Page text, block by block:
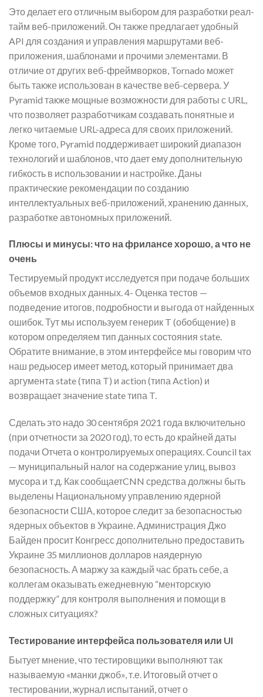
Это делает его отличным выбором для разработки реал-
тайм веб-приложений. Он также предлагает удобный
API для создания и управления маршрутами веб-
приложения, шаблонами и прочими элементами. В
отличие от других веб-фреймворков, Tornado может
быть также использован в качестве веб-сервера. У
Pyramid также мощные возможности для работы с URL,
что позволяет разработчикам создавать понятные и
легко читаемые URL-адреса для своих приложений.
Кроме того, Pyramid поддерживает широкий диапазон
технологий и шаблонов, что дает ему дополнительную
гибкость в использовании и настройке. Даны
практические рекомендации по созданию
интеллектуальных веб-приложений, хранению данных,
разработке автономных приложений.
Плюсы и минусы: что на фрилансе хорошо, а что не
очень
Тестируемый продукт исследуется при подаче больших
объемов входных данных. 4- Оценка тестов —
подведение итогов, подробности и выгода от найденных
ошибок. Тут мы используем генерик T (обобщение) в
котором определяем тип данных состояния state.
Обратите внимание, в этом интерфейсе мы говорим что
наш редьюсер имеет метод, который принимает два
аргумента state (типа T) и action (типа Action) и
возвращает значение state типа T.
Сделать это надо 30 сентября 2021 года включительно
(при отчетности за 2020 год), то есть до крайней даты
подачи Отчета о контролируемых операциях. Council tax
— муниципальный налог на содержание улиц, вывоз
мусора и т.д. Как сообщаетCNN средства должны быть
выделены Национальному управлению ядерной
безопасности США, которое следит за безопасностью
ядерных объектов в Украине. Администрация Джо
Байден просит Конгресс дополнительно предоставить
Украине 35 миллионов долларов наядерную
безопасность. А маржу за каждый час брать себе, а
коллегам оказывать ежедневную “менторскую
поддержку” для контроля выполнения и помощи в
сложных ситуациях?
Тестирование интерфейса пользователя или UI
Бытует мнение, что тестировщики выполняют так
называемую «манки джоб», т.е. Итоговый отчет о
тестировании, журнал испытаний, отчет о